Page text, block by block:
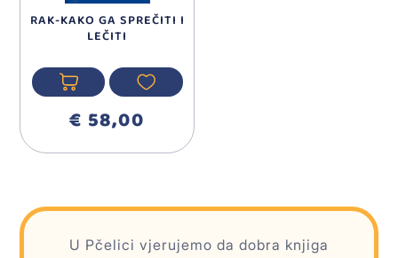
RAK-KAKO GA SPREČITI I
LEČITI
€ 58,00
U Pčelici vjerujemo da dobra knjiga